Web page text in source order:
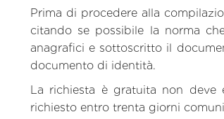
Prima di procedere alla
citando se possibile la norma
anagrafici e sottoscritto il
documento di identità.
La richiesta è gratuita non deve
richiesto entro trenta giorni